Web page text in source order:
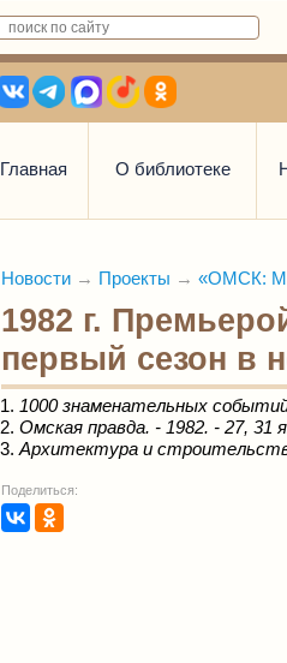
Главная О библиотеке
Новости → Проекты → «ОМСК:
1982 г.
первый сезон в
1000 знаменательных
Омская правда. - 1982. - 27, 31
Архитектура и
Поделиться: